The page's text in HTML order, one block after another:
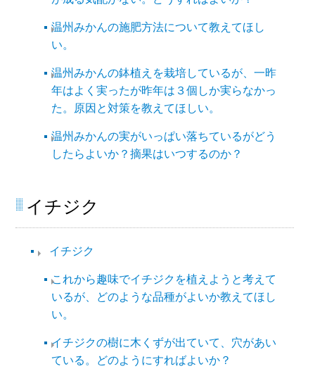
温州みかんの施肥方法について教えてほし
い。
温州みかんの鉢植えを栽培しているが、一昨
年はよく実ったが昨年は３個しか実らなかっ
た。原因と対策を教えてほしい。
温州みかんの実がいっぱい落ちているがどう
したらよいか？摘果はいつするのか？
イチジク
イチジク
これから趣味でイチジクを植えようと考えて
いるが、どのような品種がよいか教えてほし
い。
イチジクの樹に木くずが出ていて、穴があい
ている。どのようにすればよいか？